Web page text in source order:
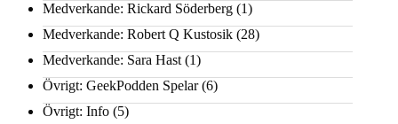
Medverkande: Rickard Söderberg (1)
Medverkande: Robert Q Kustosik (28)
Medverkande: Sara Hast (1)
Övrigt: GeekPodden Spelar(6)
Övrigt: Info (5)